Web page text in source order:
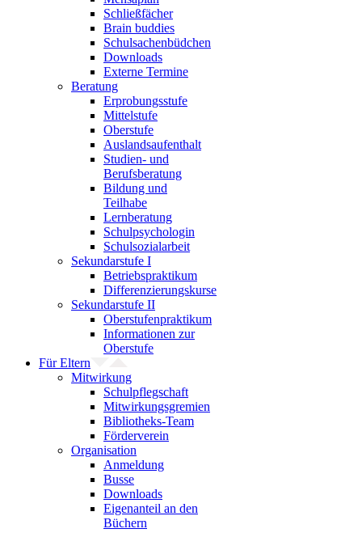
Schließfächer
Brain buddies
Schulsachenbüdchen
Downloads
Externe Termine
Beratung
Erprobungsstufe
Mittelstufe
Oberstufe
Auslandsaufenthalt
Studien- und
Berufsberatung
Bildung und
Teilhabe
Lernberatung
Schulpsychologin
Schulsozialarbeit
Sekundarstufe I
Betriebspraktikum
Differenzierungskurse
Sekundarstufe II
Oberstufenpraktikum
Informationen zur
Oberstufe
Für Eltern
Mitwirkung
Schulpflegschaft
Mitwirkungsgremien
Bibliotheks-Team
Förderverein
Organisation
Anmeldung
Busse
Downloads
Eigenanteil an den
Büchern